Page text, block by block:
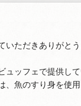
ただきありがとう
ュッフェで提供し
、魚のすり身を使